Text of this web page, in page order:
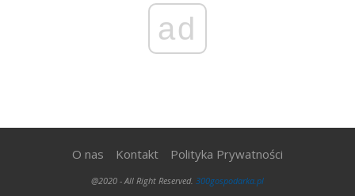
ad
O nas Kontakt Polityka Prywatności
@2020 - All Right Reserved. 300gospodarka.pl